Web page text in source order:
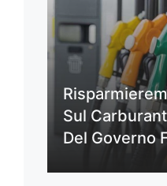
Sul
Del Governo